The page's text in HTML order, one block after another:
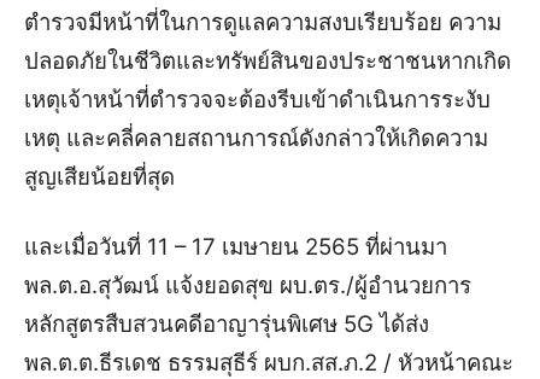
ตำรวจมีหน้าที่ในการดูแลความสงบเรียบร้อย ความ
ปลอดภัยในชีวิตและทรัพย์สินของประชาชนหากเกิด
เหตุเจ้าหน้าที่ตำรวจจะต้องรีบเข้าดำเนินการระงับ
เหตุ และคลี่คลายสถานการณ์ดังกล่าวให้เกิดความ
สูญเสียน้อยที่สุด
และเมื่อวันที่ 11 – 17 เมษายน 2565 ที่ผ่านมา
พล.ต.อ.สุวัฒน์ แจ้งยอดสุข ผบ.ตร./ผู้อำนวยการ
หลักสูตรสืบสวนคดีอาญารุ่นพิเศษ 5G ได้ส่ง
พล.ต.ต.ธีรเดช ธรรมสุธีร์ ผบก.สส.ภ.2 / หัวหน้าคณะ